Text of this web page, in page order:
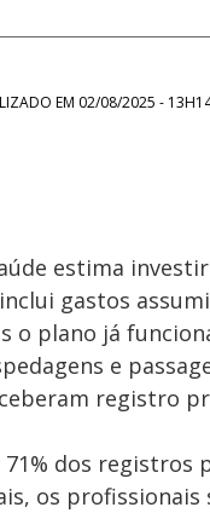
EM 02/08/2025 -
estima
gastos
o plano já
e
registro
71% dos
os